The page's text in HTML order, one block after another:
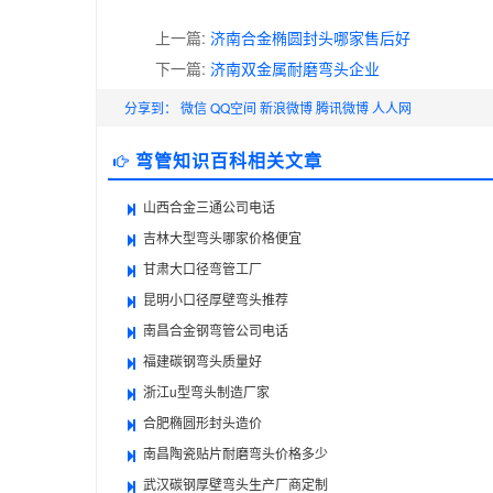
上一篇: 济南合金椭圆封头哪家售后好
下一篇: 济南双金属耐磨弯头企业
分享到： 微信QQ空间 新浪微博腾讯微博 人人网
弯管知识百科相关文章
山西合金三通公司电话
吉林大型弯头哪家价格便宜
甘肃大口径弯管工厂
昆明小口径厚壁弯头推荐
南昌合金钢弯管公司电话
福建碳钢弯头质量好
浙江u型弯头制造厂家
合肥椭圆形封头造价
南昌陶瓷贴片耐磨弯头价格多少
武汉碳钢厚壁弯头生产厂商定制